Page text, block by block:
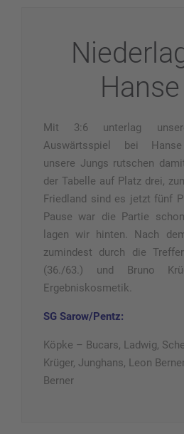
Mit 3:6 unterlag
Auswärtsspiel bei Hanse
unsere Jungs rutschen
der Tabelle auf Platz drei,
Friedland sind es jetzt fünf
Pause war die Partie
lagen wir hinten. Nach
zumindest durch die
(36./63.) und Bruno
Ergebniskosmetik.
SG Sarow/Pentz:
Köpke – Bucars, Ladwig,
Krüger, Junghans, Leon
Berner